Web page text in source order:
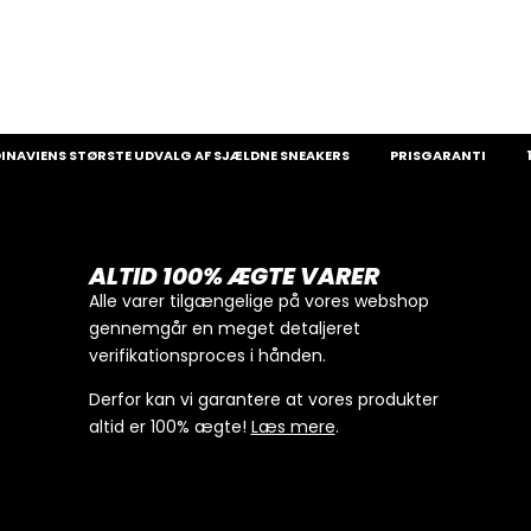
STØRSTE UDVALG AF SJÆLDNE SNEAKERS PRISGARANTI
ALTID 100% ÆGTE VARER
Alle varer tilgængelige på vores webshop
gennemgår en meget detaljeret
verifikationsproces i hånden.
Derfor kan vi garantere at vores produkter
altid er 100% ægte! Læs mere.